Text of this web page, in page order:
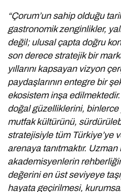
“Çorum’un sahip olduğu
gastronomik zenginlikler,
değil; ulusal çapta doğru
son derece stratejik bir
yıllarını kapsayan vizyon
paydaşlarının entegre bir
ekosistem inşa
doğal güzelliklerini, binlerce
mutfak kültürünü,
stratejisiyle tüm Türkiye’ye
arenaya tanıtmaktır. Uzman
akademisyenlerin
değerini en üst seviyeye
hayata geçirilmesi,